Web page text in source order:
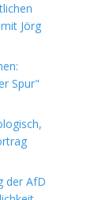
Jörg
Spur"
der AfD